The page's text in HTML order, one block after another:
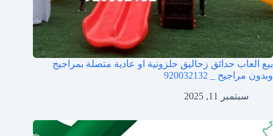
بيع العاب حدائق زحاليق حلزونية او عادية متصلة بمراجيح
وبدون مراجيح _ 920032132
سبتمبر 11, 2025